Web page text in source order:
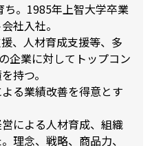
。1985年上智大学卒業
社入社。
、人材育成支援等、多
企業に対してトップコン
持つ。
る業績改善を得意とす
による人材育成、組織
理念、戦略、商品力、